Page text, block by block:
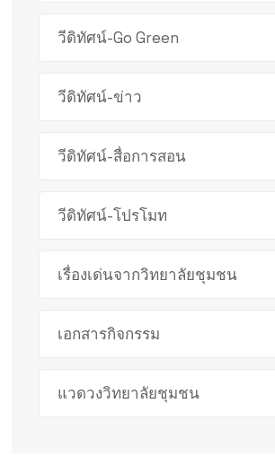
วีดิทัศน์-Go Green
วีดิทัศน์-ข่าว
วีดิทัศน์-สื่อการสอน
วีดิทัศน์-โปรโมท
เรื่องเด่นจากวิทยาลัยชุมชน
เอกสารกิจกรรม
แวดวงวิทยาลัยชุมชน